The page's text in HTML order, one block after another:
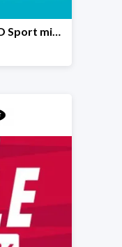
Odzież i obuwie w GO Sport minimum -30%